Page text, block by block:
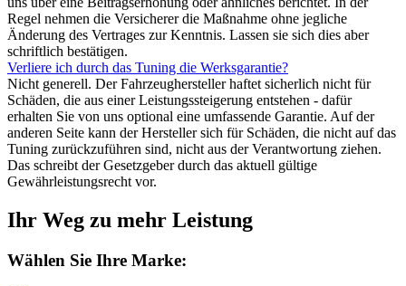
Regel nehmen die Versicherer die Maßnahme ohne jegliche
Änderung des Vertrages zur Kenntnis. Lassen sie sich dies aber
schriftlich bestätigen.
Verliere ich durch das Tuning die Werksgarantie?
Nicht generell. Der Fahrzeughersteller haftet sicherlich nicht für
Schäden, die aus einer Leistungssteigerung entstehen - dafür
erhalten Sie von uns optional eine umfassende Garantie. Auf der
anderen Seite kann der Hersteller sich für Schäden, die nicht auf das
Tuning zurückzuführen sind, nicht aus der Verantwortung ziehen.
Das schreibt der Gesetzgeber durch das aktuell gültige
Gewährleistungsrecht vor.
Ihr Weg zu mehr Leistung
Wählen Sie Ihre Marke: